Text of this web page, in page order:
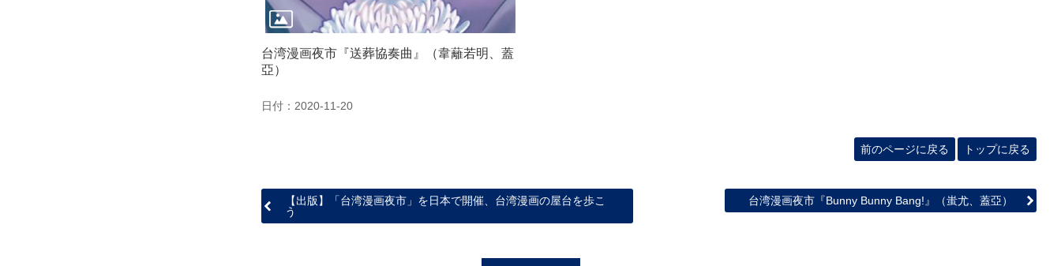
台湾漫画夜市『送葬協奏曲』（韋蘺若明、蓋
亞）
日付：2020-11-20
前のページに戻る トップに戻る
【出版】「台湾漫画夜市」を日本で開催、台湾漫画の屋台を歩こ
う
台湾漫画夜市『Bunny Bunny Bang!』（蚩尤、蓋亞）